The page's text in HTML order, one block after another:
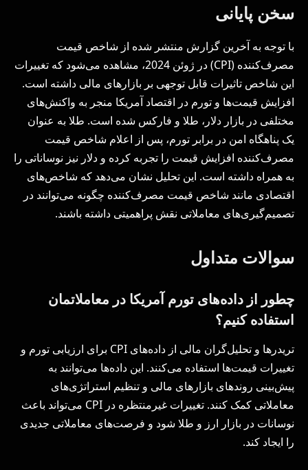
سخن پایانی
با توجه به آخرین گزارش منتشر شده از شاخص قیمت
مصرف‌کننده (CPI) در ژوئن 2024، مشاهده می‌شود که تغییرات
این شاخص تاثیرات قابل توجهی بر بازارهای مالی داشته است.
افزایش قیمت‌ها و تورم در اقتصاد آمریکا منجر به واکنش‌های
مختلفی در بازار دلار، طلا و فارکس شده است. طلا به عنوان
یک پناهگاه امن در برابر تورم، پس از اعلام شاخص قیمت
مصرف‌کننده افزایش قیمت را تجربه کرده و دلار نیز نوساناتی را
به همراه داشته است. این تحلیل نشان می‌دهد که شاخص‌های
اقتصادی مانند شاخص قیمت مصرف‌کننده چگونه می‌توانند در
تصمیم‌گیری‌های معاملاتی نقش پراهمیتی داشته باشند.
سوالات متداول
چطور از داده‌های تورم آمریکا در معاملاتمان
استفاده کنیم؟
تریدرها و تحلیل‌گران مالی از داده‌های CPI برای ارزیابی تورم و
تغییرات قیمت‌ها استفاده می‌کنند. این داده‌ها می‌توانند به
پیش‌بینی روندهای بازارهای مالی و تنظیم استراتژی‌های
معاملاتی کمک کنند. تغییرات غیرمنتظره در CPI می‌تواند باعث
نوسانات در بازار ارز و طلا شود و فرصت‌های معاملاتی جدیدی
را ایجاد کند.